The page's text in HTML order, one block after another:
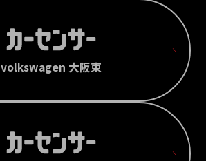
volkswagen 大阪東